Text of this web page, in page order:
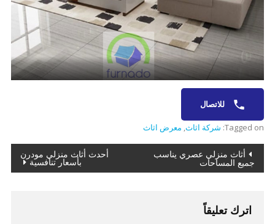
للاتصال
Tagged on: شركة اثاث, معرض اثاث
تصفّح
المقالات
أثاث منزلي عصري يناسب
جميع المساحات
أحدث أثاث منزلي مودرن
بأسعار تنافسية
اترك تعليقاً